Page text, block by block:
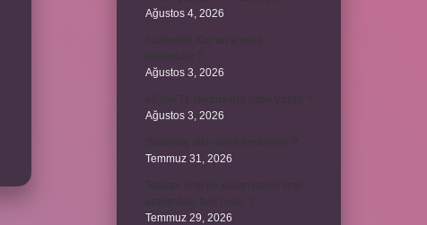
Ağustos 4, 2026
Ağustos 3, 2026
Ağustos 3, 2026
Temmuz 31, 2026
Temmuz 29, 2026